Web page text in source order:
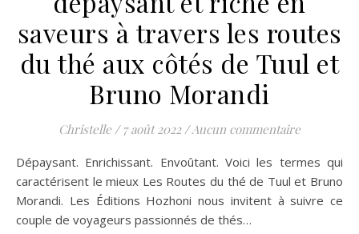
saveurs à travers les routes
du thé aux côtés de Tuul et
Bruno Morandi
Christelle / 7 août 2022 /Aucun commentaire
Dépaysant. Enrichissant. Envoûtant. Voici les termes qui
caractérisent le mieux Les Routes du thé de Tuul et Bruno
Morandi. Les Éditions Hozhoni nous invitent à suivre ce
couple de voyageurs passionnés de thés…